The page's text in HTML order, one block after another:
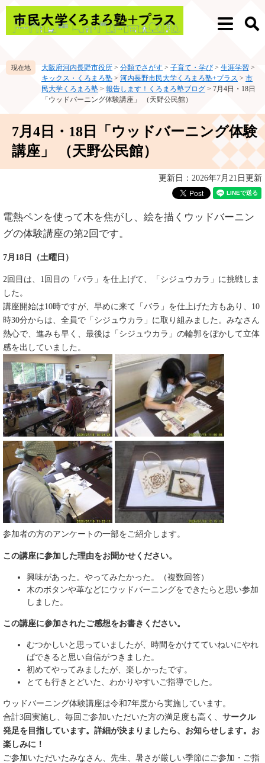
ペ
メ
メ
検
大阪府河内長野市役所 > 分類でさがす > 子育て・学び > 生涯学習 >
キックス・くろまろ塾 > 河内長野市民大学くろまろ塾+プラス > 市
民大学くろまろ塾 > 報告します！くろまろ塾ブログ > 7月4日・18日
「ウッドバーニング体験講座」 （天野公民館）
7月4日・18日「ウッドバーニング体験
講座」 （天野公民館）
更新日：2026年7月21日更新
​電熱ペンを使って木を焦がし、絵を描くウッドバーニン
グの体験講座の第2回です​。
7月18日（土曜日）​
2回目は、1回目の「バラ」を仕上げて、「シジュウカラ」に挑戦しま
した。
講座開始は10時ですが、早めに来て「バラ」を仕上げた方もあり、10
時30分からは、全員で「シジュウカラ」に取り組みました。みなさん
熱心で、進みも早く、最後は「シジュウカラ」の輪郭をぼかして立体
感を出していました。
参加者の方のアンケートの一部をご紹介します。
この講座に参加した理由をお聞かせください。
興味があった。やってみたかった。（複数回答）
木のボタンや革などにウッドバーニングをできたらと思い参加
しました。
この講座に参加されたご感想をお書きください。
むつかしいと思っていましたが、時間をかけてていねいにやれ
ばできると思い自信がつきました。
初めてやってみましたが、楽しかったです。
とても行きとどいた、わかりやすいご指導でした。
ウッドバーニング体験講座は令和7年度から実施しています。
合計3回実施し、毎回ご参加いただいた方の満足度も高く、 サークル
発足を目指しています。詳細が決まりましたら、お知らせします。お
楽しみに！
ご参加いただいたみなさん、先生、暑さが厳しい季節にご参加・ご指